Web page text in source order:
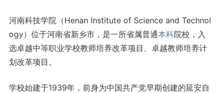
河南科技学院（Henan Institute of Science and Technol
ogy）位于河南省新乡市，是一所省属普通本科院校，入
选卓越中等职业学校教师培养改革项目、卓越教师培养计
划改革项目。
学校始建于1939年，前身为中国共产党早期创建的延安自